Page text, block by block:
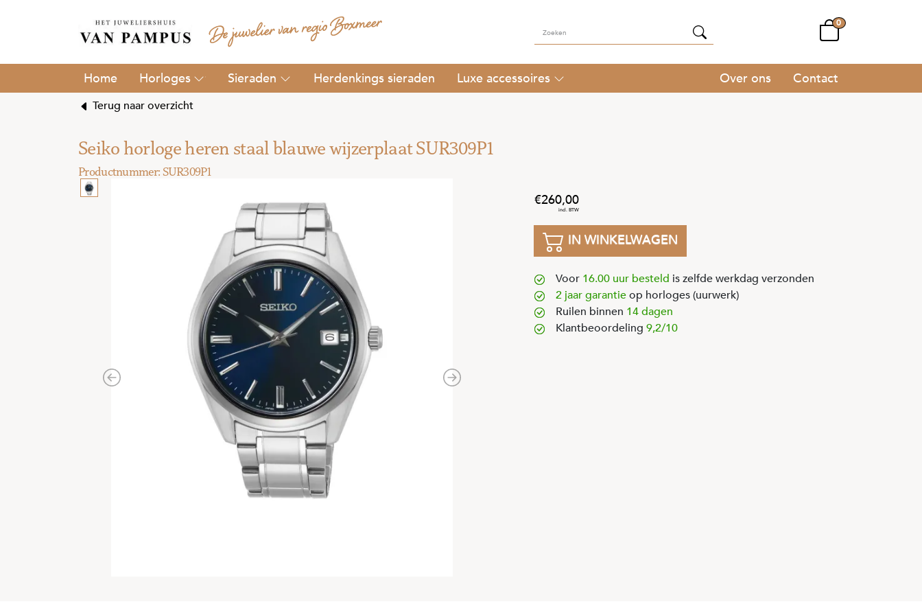
0
Horloges Sieraden Herdenkings sieraden Luxe accessoires Over ons Contact
Terug naar overzicht
Seiko horloge heren staal blauwe wijzerplaat SUR309P1
Previous Next
260,00
IN WINKELWAGEN
Voor 16.00 uur besteld is zelfde werkdag verzonden
2 jaar garantieop horloges (uurwerk)
Ruilen binnen 14 dagen
Klantbeoordeling 9,2/10